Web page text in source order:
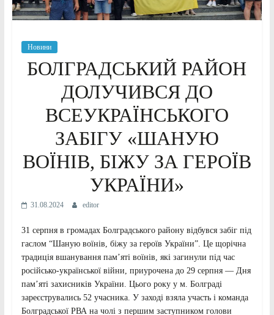
Новини
БОЛГРАДСЬКИЙ РАЙОН
ДОЛУЧИВСЯ ДО
ВСЕУКРАЇНСЬКОГО
ЗАБІГУ «ШАНУЮ
ВОЇНІВ, БІЖУ ЗА ГЕРОЇВ
УКРАЇНИ»
31.08.2024 editor
31 серпня в громадах Болградського району відбувся забіг під
гаслом “Шаную воїнів, біжу за героїв України”. Це щорічна
традиція вшанування пам’яті воїнів, які загинули під час
російсько-української війни, приурочена до 29 серпня — Дня
пам’яті захисників України. Цього року у м. Болграді
зареєструвались 52 учасника. У заході взяла участь і команда
Болградської РВА на чолі з першим заступником голови